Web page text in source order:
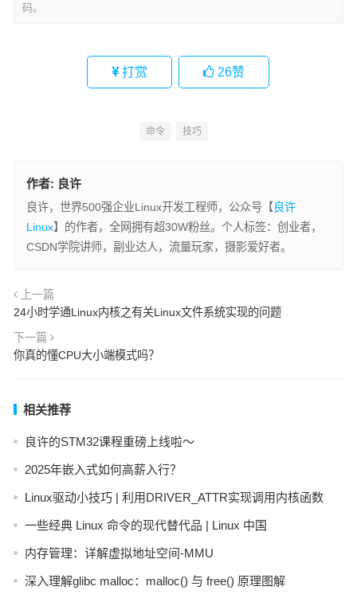
码。
打赏 26赞
命令 技巧
作者: 良许
良许，世界500强企业Linux开发工程师，公众号【良许
Linux】的作者，全网拥有超30W粉丝。个人标签：创业者，
CSDN学院讲师，副业达人，流量玩家，摄影爱好者。
上一篇
24小时学通Linux内核之有关Linux文件系统实现的问题
下一篇
你真的懂CPU大小端模式吗？
相关推荐
良许的STM32课程重磅上线啦～
2025年嵌入式如何高薪入行？
Linux驱动小技巧 | 利用DRIVER_ATTR实现调用内核函数
一些经典 Linux 命令的现代替代品 | Linux 中国
内存管理：详解虚拟地址空间-MMU
深入理解glibc malloc：malloc() 与 free() 原理图解